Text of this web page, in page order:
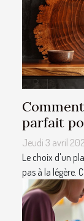
parfait
Jeudi 3 avril
Le choix d'un
pas à la légère.